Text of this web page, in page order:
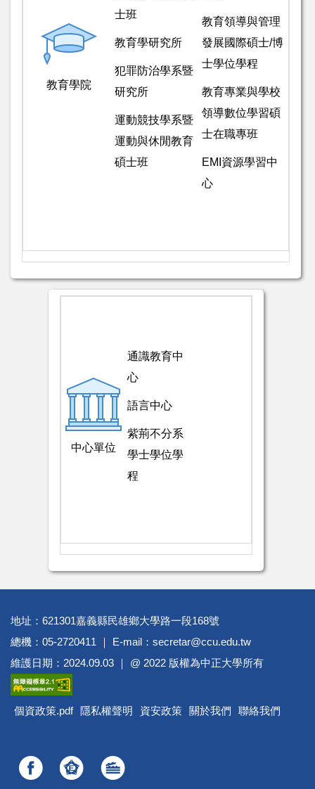
教育學院
士班
教育學研究所
犯罪防治學系暨
研究所
運動競技學系暨
運動與休閒教育
碩士班
教育領導與管理
發展國際碩士/博
士學位學程
教育專業與學校
領導數位學習碩
士在職專班
EMI資源學習中
心
中心單位
通識教育中
心
語言中心
紫荊不分系
學士學位學
程
地址：621301嘉義縣民雄鄉大學路一段168號
總機：05-2720411 ｜ E-mail：secretar@ccu.edu.tw
維護日期：2024.09.03 ｜ @ 2022 版權為中正大學所有
個資政策.pdf 隱私權聲明 資安政策 關於我們 聯絡我們